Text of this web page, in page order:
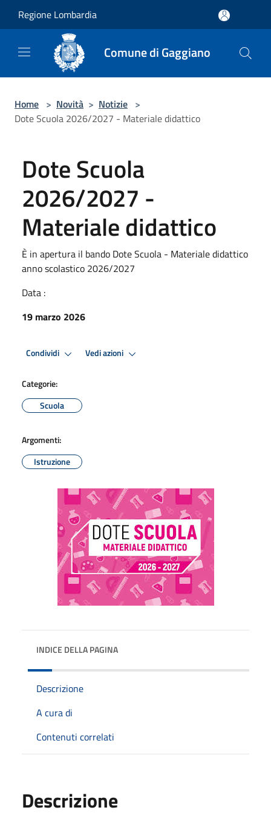
Regione Lombardia
Comune di Gaggiano
Home > Novità > Notizie >
Dote Scuola 2026/2027 - Materiale didattico
Dote Scuola
2026/2027 -
Materiale didattico
È in apertura il bando Dote Scuola - Materiale didattico
anno scolastico 2026/2027
Data :
19 marzo 2026
Condividi Vedi azioni
Categorie:
Scuola
Argomenti:
Istruzione
INDICE DELLA PAGINA
Descrizione
A cura di
Contenuti correlati
Descrizione